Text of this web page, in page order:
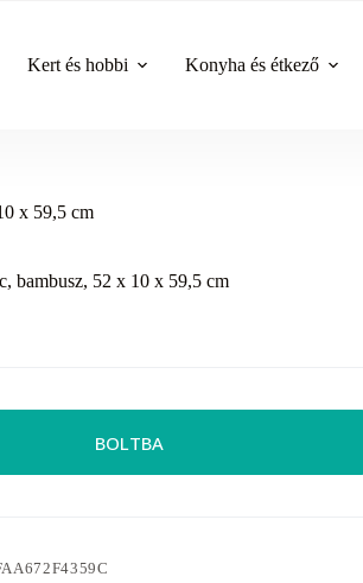
Kert és hobbi Konyha és étkező
x 59,5 cm
bambusz, 52 x 10 x 59,5 cm
BOLTBA